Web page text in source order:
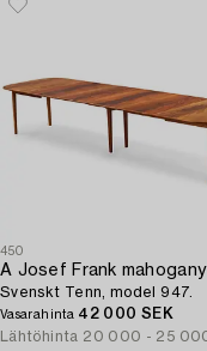
450
Svenskt Tenn, model 947.
Vasarahinta 42 000 SEK
Lähtöhinta 20 000 - 25